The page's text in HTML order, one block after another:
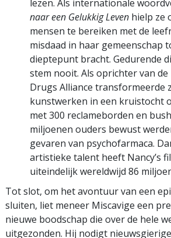
lezen. Als internationale
naar een Gelukkig Leven hielp ze
mensen te bereiken met de
misdaad in haar gemeenschap
dieptepunt bracht. Gedurende
stem nooit. Als oprichter van
Drugs Alliance transformeerde
kunstwerken in een kruistocht
met 300 reclameborden en
miljoenen ouders bewust
gevaren van psychofarmaca.
artistieke talent heeft Nancy’s
uiteindelijk wereldwijd 86
Tot slot, om het avontuur van een
sluiten, liet meneer Miscavige een
nieuwe boodschap die over de hele
uitgezonden. Hij nodigt